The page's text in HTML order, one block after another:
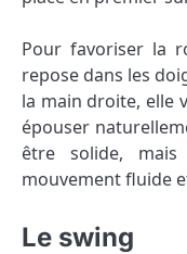
Pour favoriser la
repose dans les
la main droite, elle
épouser
être solide,
mouvement fluide
Le swing